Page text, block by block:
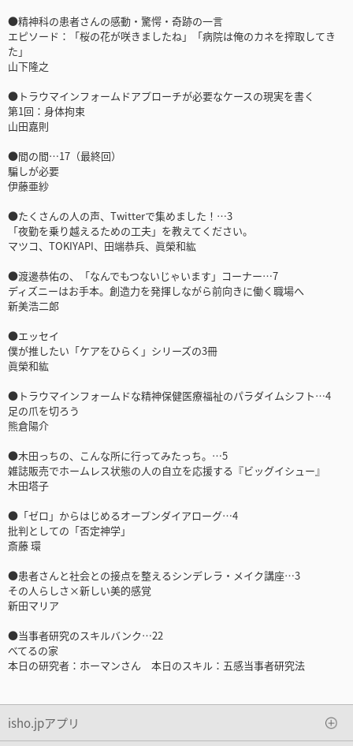
●精神科の患者さんの感動・驚愕・奇跡の一言
エピソード：「桜の花が咲きましたね」「病院は俺のカネを搾取してき
た」
山下隆之
●トラウマインフォームドアプローチが必要なケースの現実を書く
第1回：身体拘束
山田嘉則
●間の間…17（最終回）
騙しが必要
伊藤亜紗
●たくさんの人の声、Twitterで集めました！…3
「夜勤を乗り越えるための工夫」を教えてください。
マツコ、TOKIYAPI、田端恭兵、眞榮和紘
●渡邊恭佑の、「なんでもつないじゃいます」コーナー…7
ディズニーはお手本。創造力を発揮しながら前向きに働く職場へ
新美浩二郎
●エッセイ
僕が推したい「ケアをひらく」シリーズの3冊
眞榮和紘
●トラウマインフォームドな精神保健医療福祉のパラダイムシフト…4
足の爪を切ろう
熊倉陽介
●木田っちの、こんな所に行ってみたっち。…5
雑誌販売でホームレス状態の人の自立を応援する『ビッグイシュー』
木田塔子
●「ゼロ」からはじめるオープンダイアローグ…4
批判としての「否定神学」
斎藤 環
●患者さんと社会との接点を整えるシンデレラ・メイク講座…3
その人らしさ×新しい美的感覚
新田マリア
●当事者研究のスキルバンク…22
べてるの家
本日の研究者：ホーマンさん 本日のスキル：五感当事者研究法
isho.jpアプリ